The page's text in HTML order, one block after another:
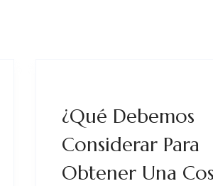
¿Qué Debemos
Considerar Para
Obtener Una